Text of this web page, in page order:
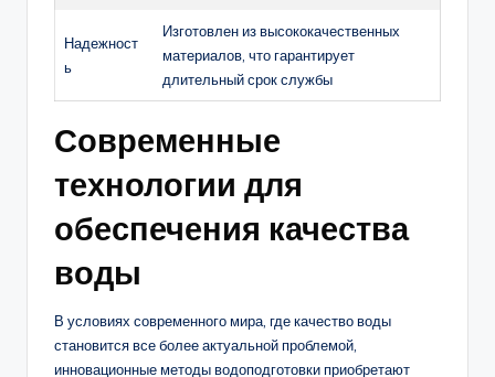
Надежност
ь
Изготовлен из высококачественных
материалов, что гарантирует
длительный срок службы
Современные
технологии для
обеспечения качества
воды
В условиях современного мира, где качество воды
становится все более актуальной проблемой,
инновационные методы водоподготовки приобретают